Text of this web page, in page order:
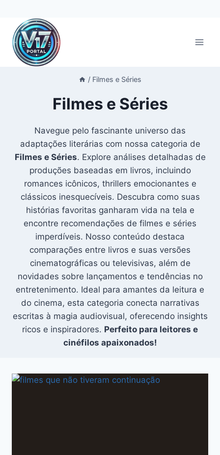
Pular
para
Conteúdo
/ Filmes e Séries
Filmes e Séries
Navegue pelo fascinante universo das
adaptações literárias com nossa categoria de
Filmes e Séries. Explore análises detalhadas de
produções baseadas em livros, incluindo
romances icônicos, thrillers emocionantes e
clássicos inesquecíveis. Descubra como suas
histórias favoritas ganharam vida na tela e
encontre recomendações de filmes e séries
imperdíveis. Nosso conteúdo destaca
comparações entre livros e suas versões
cinematográficas ou televisivas, além de
novidades sobre lançamentos e tendências no
entretenimento. Ideal para amantes da leitura e
do cinema, esta categoria conecta narrativas
escritas à magia audiovisual, oferecendo insights
ricos e inspiradores. Perfeito para leitores e
cinéfilos apaixonados!